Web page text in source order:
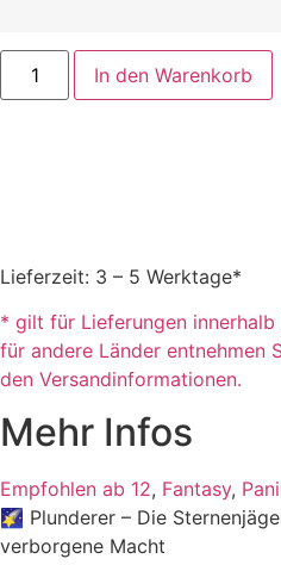
Plunderer
Die
In den Warenkorb
Lieferzeit: 3 – 5 Werktage*
* gilt für Lieferungen
für andere Länder entnehmen
den Versandinformationen.
Mehr Infos
Empfohlen ab 12, Fantasy,
🌠 Plunderer – Die
verborgene Macht